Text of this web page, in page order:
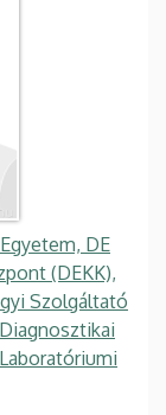
DE
(DEKK),
Szolgáltató